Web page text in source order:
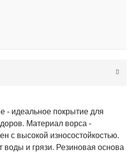
- идеальное покрытие для
Материал ворса -
с высокой износостойкостью.
воды и грязи. Резиновая основа